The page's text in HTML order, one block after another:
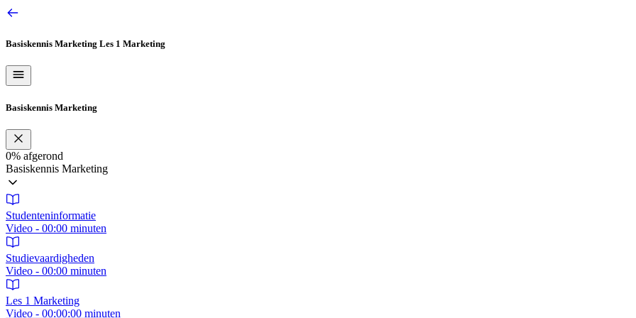
Ga
inhoud
Basiskennis Marketing Les 1 Marketing
Basiskennis Marketing
0% afgerond
Basiskennis Marketing
Studenteninformatie
Video - 00:00 minuten
Studievaardigheden
Video - 00:00 minuten
Les 1 Marketing
Video - 00:00:00 minuten